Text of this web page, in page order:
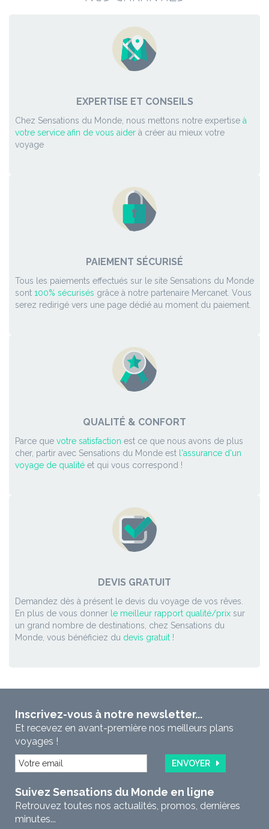
EXPERTISE ET CONSEILS
Chez Sensations du Monde, nous mettons notre expertise à
votre service afin de vous aider à créer au mieux votre
voyage
PAIEMENT SÉCURISÉ
Tous les paiements effectués sur le site Sensations du Monde
sont 100% sécurisés grâce à notre partenaire Mercanet. Vous
serez redirigé vers une page dédié au moment du paiement.
QUALITÉ & CONFORT
Parce que votre satisfaction est ce que nous avons de plus
cher, partir avec Sensations du Monde est l'assurance d'un
voyage de qualité et qui vous correspond !
DEVIS GRATUIT
Demandez dès à présent le devis du voyage de vos rêves.
En plus de vous donner le meilleur rapport qualité/prix sur
un grand nombre de destinations, chez Sensations du
Monde, vous bénéficiez du devis gratuit !
Inscrivez-vous à notre newsletter...
Et recevez en avant-première nos meilleurs plans
voyages !
ENVOYER
Suivez Sensations du Monde en ligne
Retrouvez toutes nos actualités, promos, dernières
minutes...